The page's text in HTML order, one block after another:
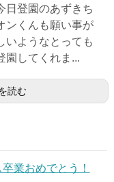
日登園のあずきち
ンくんも願い事が
いようなとっても
園してくれま...
読む
業おめでとう！